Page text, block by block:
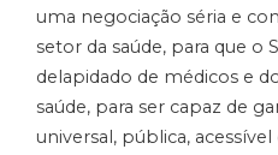
uma negociação séria e
setor da saúde, para que o
delapidado de médicos e
saúde, para ser capaz de
universal, pública,